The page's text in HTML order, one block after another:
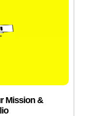
Mission &